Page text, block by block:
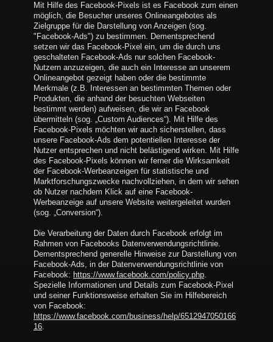
Mit Hilfe des Facebook-Pixels ist es Facebook zum einen
möglich, die Besucher unseres Onlineangebotes als
Zielgruppe für die Darstellung von Anzeigen (sog.
"Facebook-Ads") zu bestimmen. Dementsprechend
setzen wir das Facebook-Pixel ein, um die durch uns
geschalteten Facebook-Ads nur solchen Facebook-
Nutzern anzuzeigen, die auch ein Interesse an unserem
Onlineangebot gezeigt haben oder die bestimmte
Merkmale (z.B. Interessen an bestimmten Themen oder
Produkten, die anhand der besuchten Webseiten
bestimmt werden) aufweisen, die wir an Facebook
übermitteln (sog. „Custom Audiences“). Mit Hilfe des
Facebook-Pixels möchten wir auch sicherstellen, dass
unsere Facebook-Ads dem potentiellen Interesse der
Nutzer entsprechen und nicht belästigend wirken. Mit Hilfe
des Facebook-Pixels können wir ferner die Wirksamkeit
der Facebook-Werbeanzeigen für statistische und
Marktforschungszwecke nachvollziehen, in dem wir sehen
ob Nutzer nachdem Klick auf eine Facebook-
Werbeanzeige auf unsere Website weitergeleitet wurden
(sog. „Conversion“).
Die Verarbeitung der Daten durch Facebook erfolgt im
Rahmen von Facebooks Datenverwendungsrichtlinie.
Dementsprechend generelle Hinweise zur Darstellung von
Facebook-Ads, in der Datenverwendungsrichtlinie von
Facebook: https://www.facebook.com/policy.php.
Spezielle Informationen und Details zum Facebook-Pixel
und seiner Funktionsweise erhalten Sie im Hilfebereich
von Facebook:
https://www.facebook.com/business/help/6512947050166
16.